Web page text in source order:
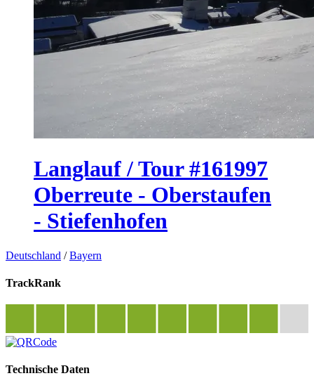
Langlauf / Tour #161997
Oberreute - Oberstaufen
- Stiefenhofen
Deutschland /Bayern
TrackRank
Technische Daten